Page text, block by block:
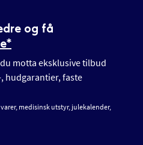
og få
motta eksklusive tilbud
hudgarantier, faste
medisinsk utstyr, julekalender,